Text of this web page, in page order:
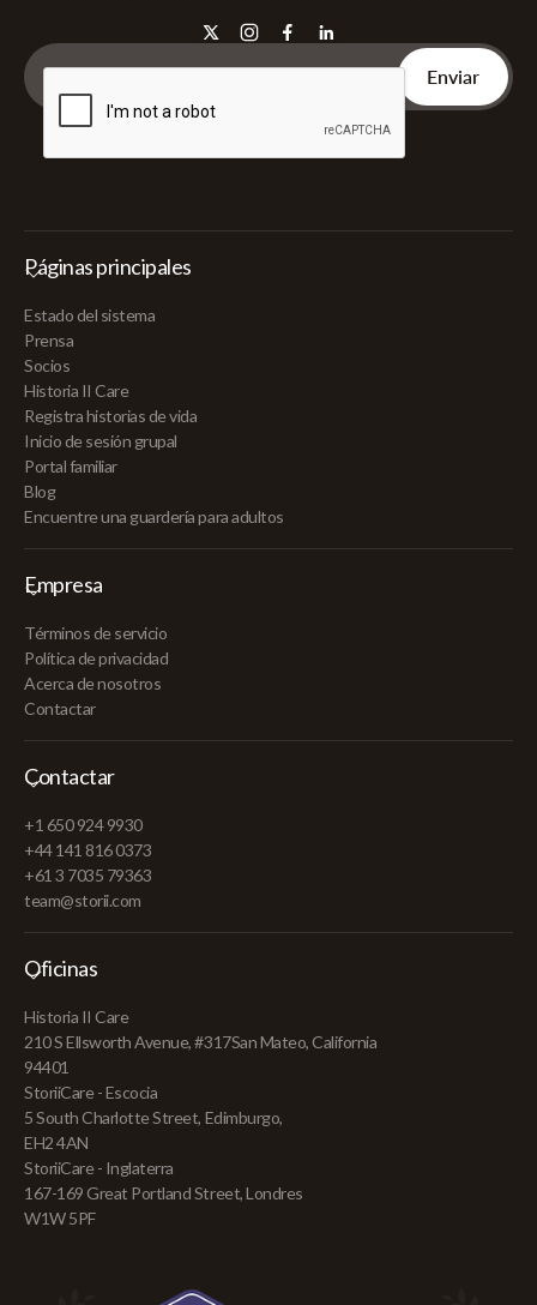
Páginas principales
Estado del sistema
Prensa
Socios
Historia II Care
Registra historias de vida
Inicio de sesión grupal
Portal familiar
Blog
Encuentre una guardería para adultos
Empresa
Términos de servicio
Política de privacidad
Acerca de nosotros
Contactar
Contactar
+1 650 924 9930
+44 141 816 0373
+61 3 7035 79363
team@storii.com
Oficinas
Historia II Care
210 S Ellsworth Avenue, #317San Mateo, California
94401
StoriiCare - Escocia
5 South Charlotte Street, Edimburgo,
EH2 4AN
StoriiCare - Inglaterra
167-169 Great Portland Street, Londres
W1W 5PF